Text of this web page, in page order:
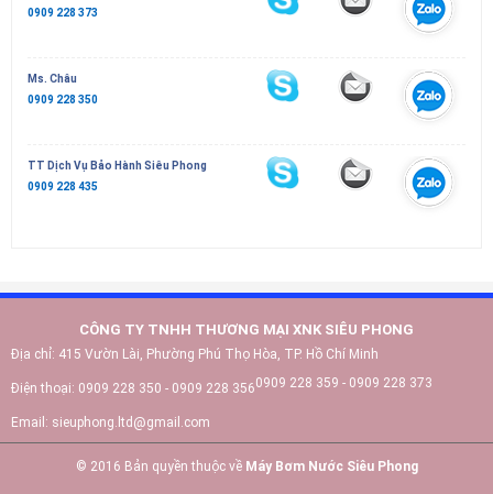
0909 228 373
Ms. Châu
0909 228 350
TT Dịch Vụ Bảo Hành Siêu Phong
0909 228 435
CÔNG TY TNHH THƯƠNG MẠI XNK SIÊU PHONG
Địa chỉ: 415 Vườn Lài, Phường Phú Thọ Hòa, TP. Hồ Chí Minh
Điện thoại: 0909 228 350 - 0909 228 3560909 228 359 - 0909 228 373
Email: sieuphong.ltd@gmail.com
© 2016 Bản quyền thuộc về Máy Bơm Nước Siêu Phong